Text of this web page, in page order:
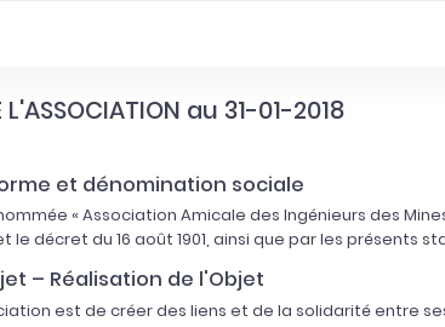
L'ASSOCIATION au 31-01-2018
et dénomination sociale
« Association Amicale des Ingénieurs des
le décret du 16 août 1901, ainsi que par les présents
– Réalisation de l'Objet
est de créer des liens et de la solidarité entre